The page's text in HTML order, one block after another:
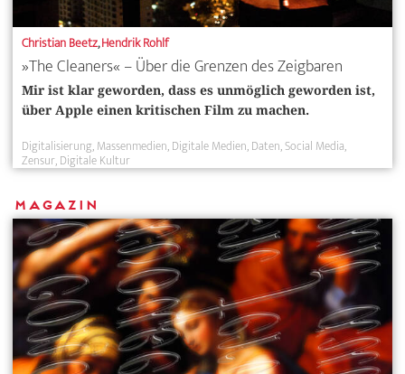
Christian Beetz,Hendrik Rohlf
»The Cleaners« – Über die Grenzen des Zeigbaren
Mir ist klar geworden, dass es unmöglich geworden ist,
über Apple einen kritischen Film zu machen.
Digitalisierung Massenmedien Digitale Medien Daten Social Media
Zensur Digitale Kultur
Magazin